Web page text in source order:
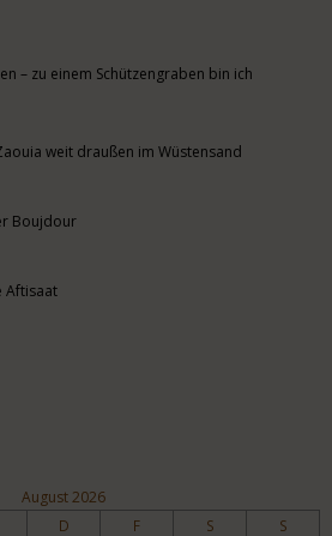
– zu einem Schützengraben bin ich
weit draußen im Wüstensand
Boujdour
Aftisaat
August 2026
D F S S